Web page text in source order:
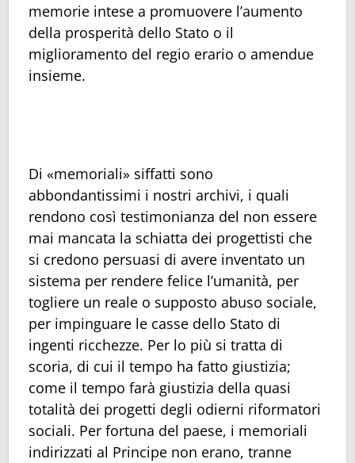
memorie intese a promuovere l’aumento
della prosperità dello Stato o il
miglioramento del regio erario o amendue
insieme.
Di «memoriali» siffatti sono
abbondantissimi i nostri archivi, i quali
rendono così testimonianza del non essere
mai mancata la schiatta dei progettisti che
si credono persuasi di avere inventato un
sistema per rendere felice l’umanità, per
togliere un reale o supposto abuso sociale,
per impinguare le casse dello Stato di
ingenti ricchezze. Per lo più si tratta di
scoria, di cui il tempo ha fatto giustizia;
come il tempo farà giustizia della quasi
totalità dei progetti degli odierni riformatori
sociali. Per fortuna del paese, i memoriali
indirizzati al Principe non erano, tranne